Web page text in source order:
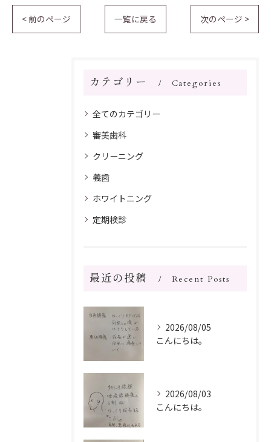
< 前のページ 一覧に戻る 次のページ >
カテゴリー Categories
全てのカテゴリー
審美歯科
クリーニング
義歯
ホワイトニング
定期検診
最近の投稿 Recent Posts
2026/08/05
こんにちは。
2026/08/03
こんにちは。